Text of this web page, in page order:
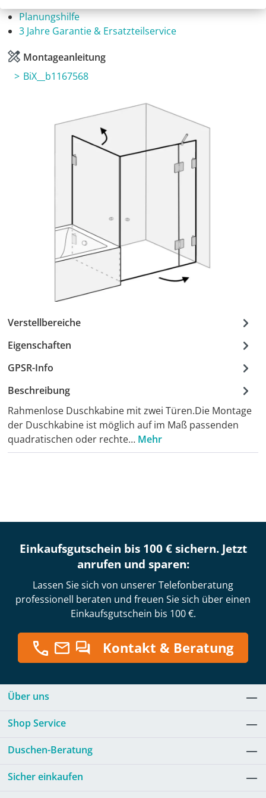
Planungshilfe
3 Jahre Garantie & Ersatzteilservice
Montageanleitung
BiX__b1167568
Verstellbereiche
Eigenschaften
GPSR-Info
Beschreibung
Rahmenlose Duschkabine mit zwei Türen.Die Montage
der Duschkabine ist möglich auf im Maß passenden
quadratischen oder rechte… Mehr
Einkaufsgutschein bis 100 € sichern. Jetzt
anrufen und sparen:
Lassen Sie sich von unserer Telefonberatung
professionell beraten und freuen Sie sich über einen
Einkaufsgutschein bis 100 €.
Kontakt & Beratung
Über uns
Shop Service
Duschen-Beratung
Sicher einkaufen